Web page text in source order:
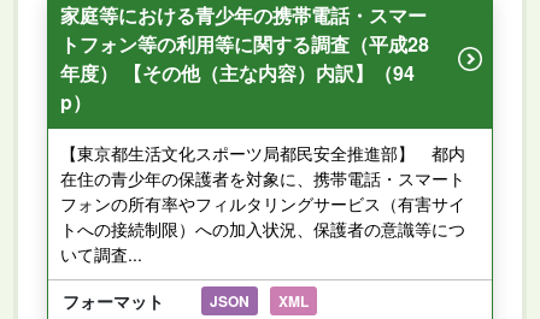
家庭等における青少年の携帯電話・スマー
トフォン等の利用等に関する調査（平成28
年度） 【その他（主な内容）内訳】（94
p）
【東京都生活文化スポーツ局都民安全推進部】 都内
在住の青少年の保護者を対象に、携帯電話・スマート
フォンの所有率やフィルタリングサービス（有害サイ
トへの接続制限）への加入状況、保護者の意識等につ
いて調査...
フォーマット
JSON XML